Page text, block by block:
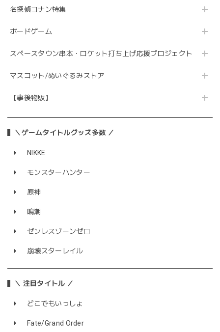
名探偵コナン特集
ボードゲーム
スペースタウン串本・ロケット打ち上げ応援プロジェクト
マスコット/ぬいぐるみストア
【事後物販】
＼ゲームタイトルグッズ多数 ／
NIKKE
モンスターハンター
原神
鳴潮
ゼンレスゾーンゼロ
崩壊スターレイル
＼ 注目タイトル ／
どこでもいっしょ
Fate/Grand Order